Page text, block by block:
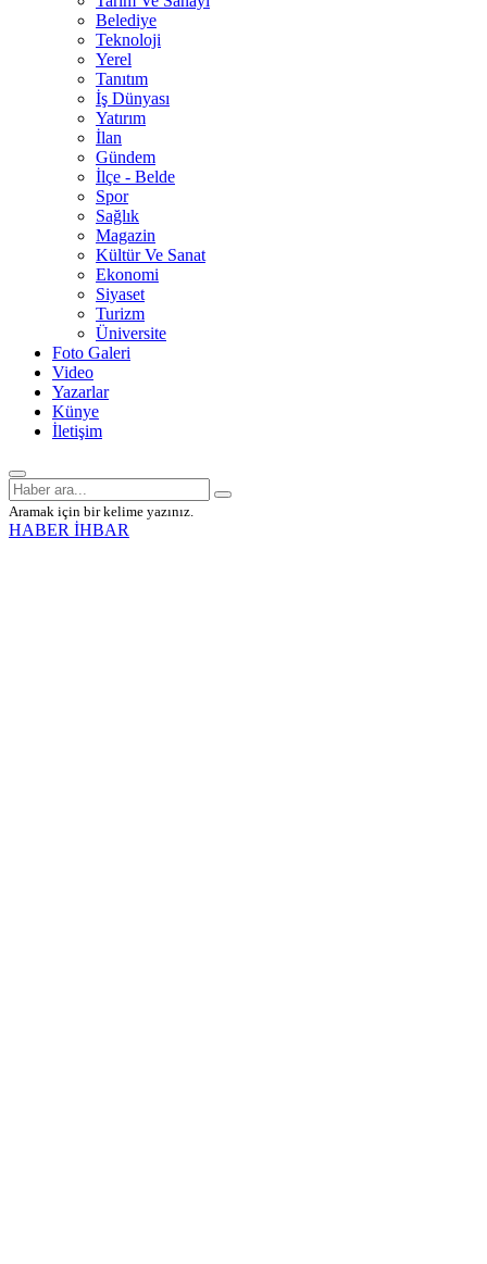
Belediye
Teknoloji
Yerel
Tanıtım
İş Dünyası
Yatırım
İlan
Gündem
İlçe - Belde
Spor
Sağlık
Magazin
Kültür Ve Sanat
Ekonomi
Siyaset
Turizm
Üniversite
Foto Galeri
Video
Yazarlar
Künye
İletişim
Aramak için bir kelime yazınız.
HABER İHBAR